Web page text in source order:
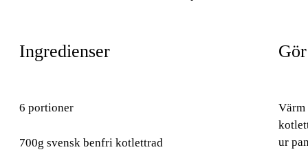
Ingredienser
6 portioner
700g svensk benfri kotlettrad
Värm
ur